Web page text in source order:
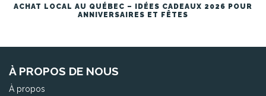
ACHAT LOCAL AU QUÉBEC – IDÉES CADEAUX 2026 POUR
ANNIVERSAIRES ET FÊTES
À PROPOS DE NOUS
À propos